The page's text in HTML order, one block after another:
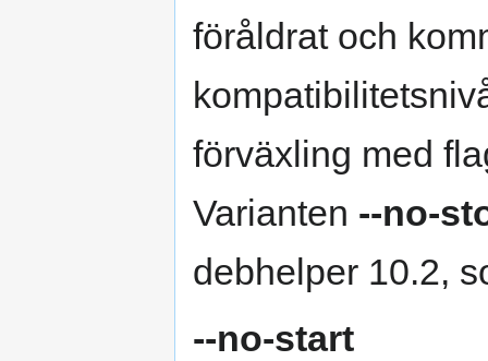
föråldrat och
förväxling med
Varianten --no-
debhelper 10.2,
--no-start